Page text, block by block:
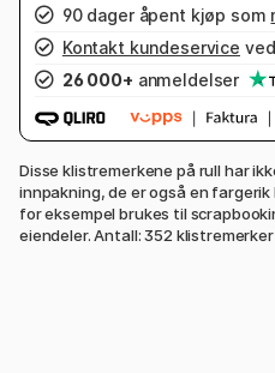
90 dager åpent kjøp som
Kontakt kundeservice
26 000+ anmeldelser
Disse klistremerkene på rull har
innpakning, de er også en
for eksempel brukes til
eiendeler. Antall: 352 klistremerker